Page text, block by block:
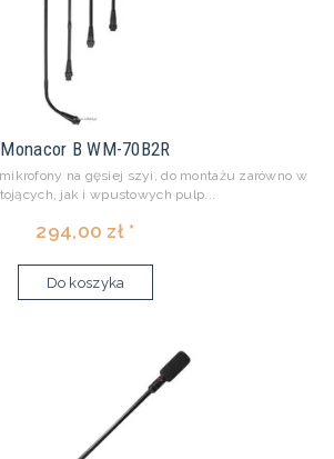
Monacor B WM-70B2R
na gęsiej szyi, do montażu zarówno w
jak i wpustowych pulp...
294,00 zł *
Do koszyka